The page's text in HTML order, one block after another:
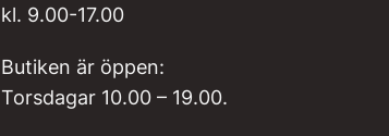
kl. 9.00-17.00
Butiken är öppen:
Torsdagar 10.00 – 19.00.